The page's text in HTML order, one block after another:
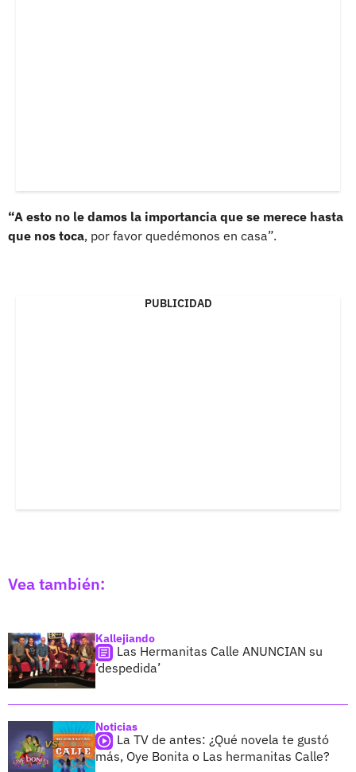
“A esto no le damos la importancia que se merece hasta
que nos toca, por favor quedémonos en casa”.
PUBLICIDAD
Vea también:
Kallejiando
Las Hermanitas Calle ANUNCIAN su
‘despedida’
Noticias
La TV de antes: ¿Qué novela te gustó
más, Oye Bonita o Las hermanitas Calle?